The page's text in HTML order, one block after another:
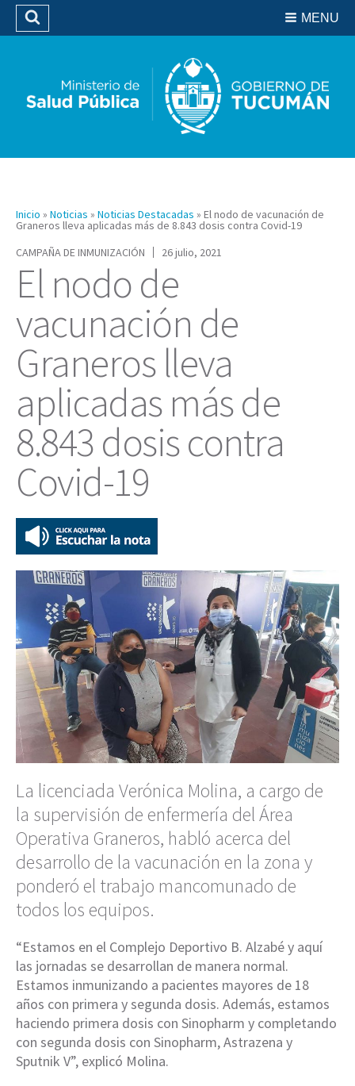
Biblioteca
MENU
Buscar
Inicio » Noticias » Noticias Destacadas » El nodo de vacunación de
Graneros lleva aplicadas más de 8.843 dosis contra Covid-19
CAMPAÑA DE INMUNIZACIÓN
26 julio, 2021
El nodo de
vacunación de
Graneros lleva
aplicadas más de
8.843 dosis contra
Covid-19
La licenciada Verónica Molina, a cargo de
la supervisión de enfermería del Área
Operativa Graneros, habló acerca del
desarrollo de la vacunación en la zona y
ponderó el trabajo mancomunado de
todos los equipos.
“Estamos en el Complejo Deportivo B. Alzabé y aquí
las jornadas se desarrollan de manera normal.
Estamos inmunizando a pacientes mayores de 18
años con primera y segunda dosis. Además, estamos
haciendo primera dosis con Sinopharm y completando
con segunda dosis con Sinopharm, Astrazena y
Sputnik V”, explicó Molina.